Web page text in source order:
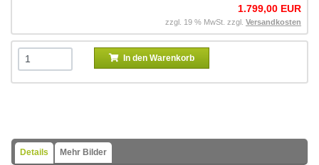
1.799,00 EUR
zzgl. 19 % MwSt. zzgl. Versandkosten
In den Warenkorb
Details Mehr Bilder